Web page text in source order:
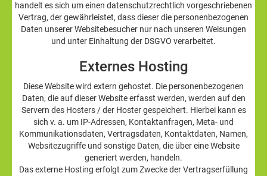
handelt es sich um einen datenschutzrechtlich vorgeschriebenen
Vertrag, der gewährleistet, dass dieser die personenbezogenen
Daten unserer Websitebesucher nur nach unseren Weisungen
und unter Einhaltung der DSGVO verarbeitet.
Externes Hosting
Diese Website wird extern gehostet. Die personenbezogenen
Daten, die auf dieser Website erfasst werden, werden auf den
Servern des Hosters / der Hoster gespeichert. Hierbei kann es
sich v. a. um IP-Adressen, Kontaktanfragen, Meta- und
Kommunikationsdaten, Vertragsdaten, Kontaktdaten, Namen,
Websitezugriffe und sonstige Daten, die über eine Website
generiert werden, handeln.
Das externe Hosting erfolgt zum Zwecke der Vertragserfüllung